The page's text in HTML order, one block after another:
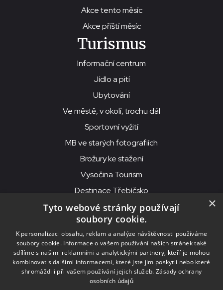
Akce tento měsíc
Akce příští měsíc
Turismus
Informační centrum
Jídlo a pití
Ubytování
Ve městě, v okolí, trochu dál
Sportovní vyžití
MB ve starých fotografiích
Brožury ke stažení
Vysočina Tourism
Destinace Třebíčsko
© 2026MKS Beseda Mor. Budějovice
MKS Beseda, příspěvková organizace, Purcnerova 62, 676 02
Moravské Budějovice
IČO: 00091758, DIČ: CZ00091758, ID datové schránky: chjn2kd
×
Tyto webové stránky používají
soubory cookie.
K personalizaci obsahu, reklam a analýze návštěvnosti používáme
soubory cookie. Informace o vašem používání našich stránek také
sdílíme s našimi reklamními a analytickými partnery, kteří je mohou
kombinovat s dalšími informacemi, které jste jim poskytli nebo které
shromáždili při vašem používání jejich služeb. Zásady ochrany
osobních údajů